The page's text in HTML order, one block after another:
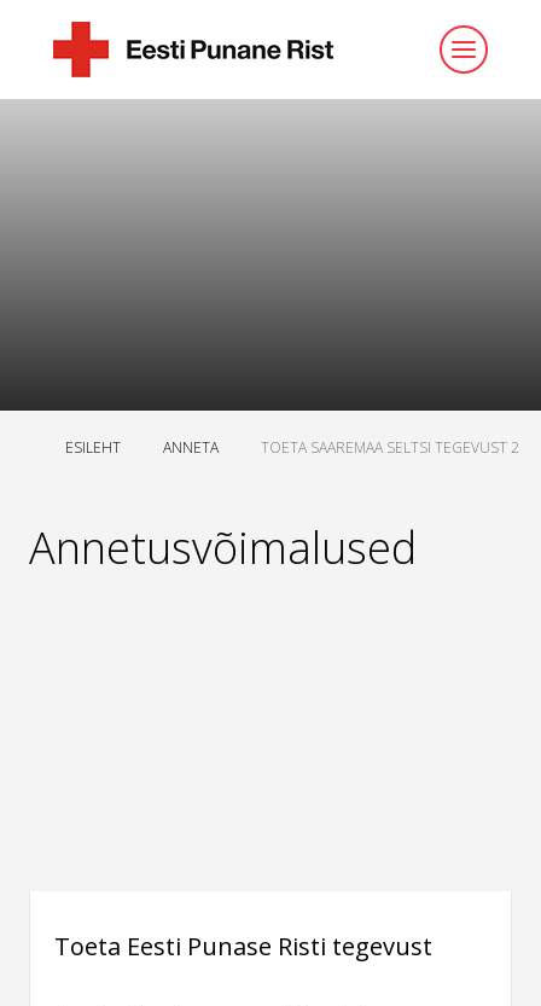
ESILEHT ANNETA TOETA SAAREMAA SELTSI TEGEVUST 2
Annetusvõimalused
Toeta Eesti Punase Risti tegevust